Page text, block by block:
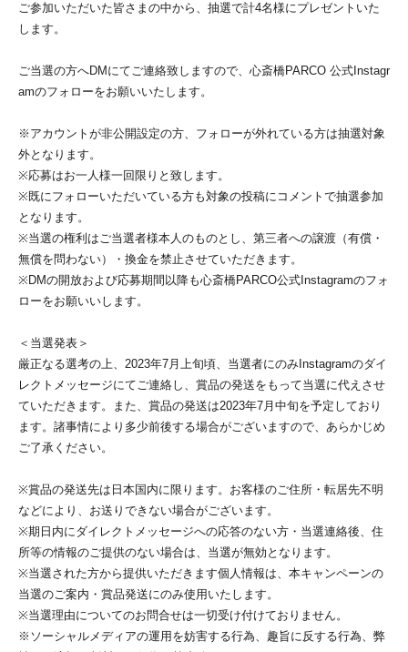
ご参加いただいた皆さまの中から、抽選で計4名様にプレゼントいた
します。
ご当選の方へDMにてご連絡致しますので、心斎橋PARCO 公式Instagr
amのフォローをお願いいたします。
※アカウントが非公開設定の方、フォローが外れている方は抽選対象
外となります。
※応募はお一人様一回限りと致します。
※既にフォローいただいている方も対象の投稿にコメントで抽選参加
となります。
※当選の権利はご当選者様本人のものとし、第三者への譲渡（有償・
無償を問わない）・換金を禁止させていただきます。
※DMの開放および応募期間以降も心斎橋PARCO公式Instagramのフォ
ローをお願いいします。
＜当選発表＞
厳正なる選考の上、2023年7月上旬頃、当選者にのみInstagramのダイ
レクトメッセージにてご連絡し、賞品の発送をもって当選に代えさせ
ていただきます。また、賞品の発送は2023年7月中旬を予定しており
ます。諸事情により多少前後する場合がございますので、あらかじめ
ご了承ください。
※賞品の発送先は日本国内に限ります。お客様のご住所・転居先不明
などにより、お送りできない場合がございます。
※期日内にダイレクトメッセージへの応答のない方・当選連絡後、住
所等の情報のご提供のない場合は、当選が無効となります。
※当選された方から提供いただきます個人情報は、本キャンペーンの
当選のご案内・賞品発送にのみ使用いたします。
※当選理由についてのお問合せは一切受け付けておりません。
※ソーシャルメディアの運用を妨害する行為、趣旨に反する行為、弊